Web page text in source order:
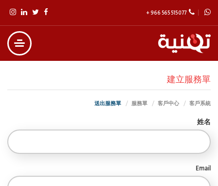
+ 966 565 515 077
建立服務單
客戶系統
客戶中心
服務單
姓名
Email